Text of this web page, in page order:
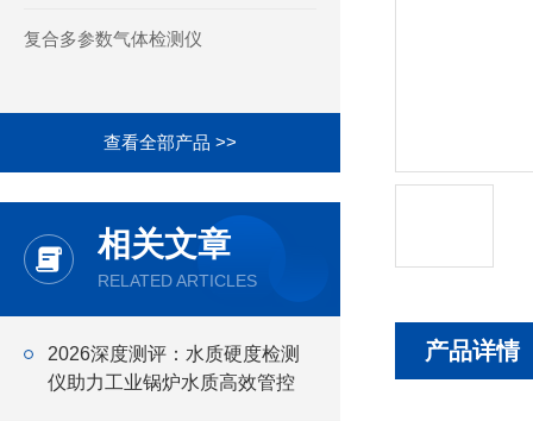
复合多参数气体检测仪
查看全部产品 >>
相关文章
RELATED ARTICLES
2026深度测评：水质硬度检测
仪助力工业锅炉水质高效管控
产品详情